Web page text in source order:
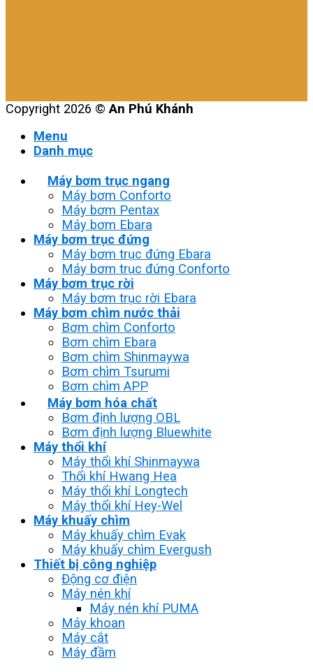
Copyright 2026 © An Phú Khánh
Menu
Danh mục
Máy bơm trục ngang
Máy bơm Conforto
Máy bơm Pentax
Máy bơm Ebara
Máy bơm trục đứng
Máy bơm trục đứng Ebara
Máy bơm trục đứng Conforto
Máy bơm trục rời
Máy bơm trục rời Ebara
Máy bơm chìm nước thải
Bơm chìm Conforto
Bơm chìm Ebara
Bơm chìm Shinmaywa
Bơm chìm Tsurumi
Bơm chìm APP
Máy bơm hóa chất
Bơm định lượng OBL
Bơm định lượng Bluewhite
Máy thổi khí
Máy thổi khí Shinmaywa
Thổi khí Hwang Hea
Máy thổi khí Longtech
Máy thổi khí Hey-Wel
Máy khuấy chìm
Máy khuấy chìm Evak
Máy khuấy chìm Evergush
Thiết bị công nghiệp
Động cơ điện
Máy nén khí
Máy nén khí PUMA
Máy khoan
Máy cắt
Máy đầm